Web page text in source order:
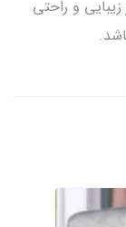
و راحتی